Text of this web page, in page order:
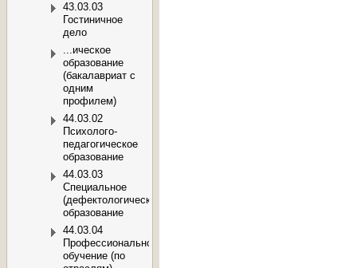
43.03.03
Гостиничное
дело
...ическое
образование
(бакалавриат с
одним
профилем)
44.03.02
Психолого-
педагогическое
образование
44.03.03
Специальное
(дефектологическое)
образование
44.03.04
Профессиональное
обучение (по